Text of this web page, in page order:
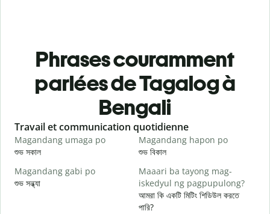
Phrases couramment
parlées de Tagalog à
Bengali
Slide 1 of 6
Travail et communication quotidienne
Magandang umaga po
শুভ সকাল
Magandang hapon po
শুভ বিকাল
Magandang gabi po
শুভ সন্ধ্যা
Maaari ba tayong mag-
iskedyul ng pagpupulong?
আমরা কি একটি মিটিং শিডিউল করতে
পারি?